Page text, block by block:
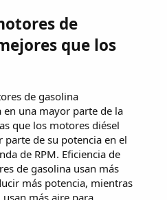
de
que los
de gasolina
una mayor parte de la
que los motores diésel
de su potencia en el
de RPM. Eficiencia de
de gasolina usan más
más potencia, mientras